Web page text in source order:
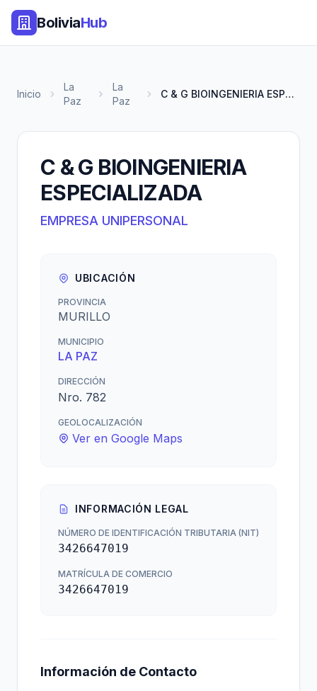
BoliviaHub
Inicio
La
Paz
La
Paz
C & G BIOINGENIERIA ESPECIALIZ...
C & G BIOINGENIERIA
ESPECIALIZADA
EMPRESA UNIPERSONAL
UBICACIÓN
PROVINCIA
MURILLO
MUNICIPIO
LA PAZ
DIRECCIÓN
Nro. 782
GEOLOCALIZACIÓN
Ver en Google Maps
INFORMACIÓN LEGAL
NÚMERO DE IDENTIFICACIÓN TRIBUTARIA (NIT)
3426647019
MATRÍCULA DE COMERCIO
3426647019
Información de Contacto